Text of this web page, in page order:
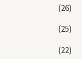
(26)
(25)
(22)